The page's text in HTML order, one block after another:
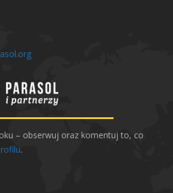
– obserwuj oraz komentuj to, co
.